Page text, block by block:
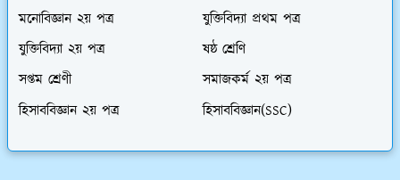
মনোবিজ্ঞান ২য় পত্র
যুক্তিবিদ্যা প্রথম পত্র
যুক্তিবিদ্যা ২য় পত্র
ষষ্ঠ শ্রেণি
সপ্তম শ্রেণী
সমাজকর্ম ২য় পত্র
হিসাববিজ্ঞান ২য় পত্র
হিসাববিজ্ঞান(SSC)